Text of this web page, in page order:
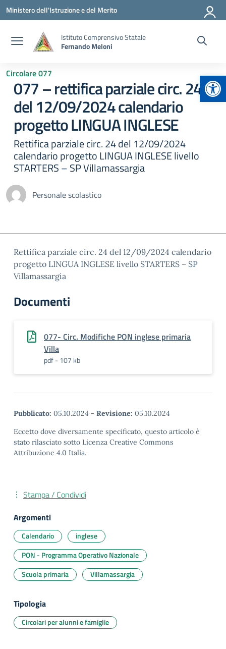
Vai ai contenuti
Vai al menu di navigazione
Vai al footer
Ministero dell'Istruzione e del Merito
Istituto Comprensivo Statale
Fernando Meloni
Circolare 077
077 – rettifica parziale circ. 24
del 12/09/2024 calendario
progetto LINGUA INGLESE
Rettifica parziale circ. 24 del 12/09/2024
calendario progetto LINGUA INGLESE livello
STARTERS – SP Villamassargia
Personale scolastico
Rettifica parziale circ. 24 del 12/09/2024 calendario
progetto LINGUA INGLESE livello STARTERS – SP
Villamassargia
Documenti
077- Circ. Modifiche PON inglese primaria
Villa
pdf - 107 kb
Pubblicato: 05.10.2024 - Revisione: 05.10.2024
Eccetto dove diversamente specificato, questo articolo è
stato rilasciato sotto Licenza Creative Commons
Attribuzione 4.0 Italia.
Stampa / Condividi
Argomenti
Calendario
inglese
PON - Programma Operativo Nazionale
Scuola primaria
Villamassargia
Tipologia
Circolari per alunni e famiglie